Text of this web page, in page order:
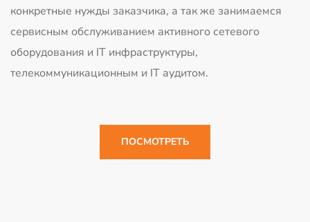
конкретные нужды заказчика, а так же занимаемся
сервисным обслуживанием активного сетевого
оборудования и IT инфраструктуры,
телекоммуникационным и IT аудитом.
ПОСМОТРЕТЬ